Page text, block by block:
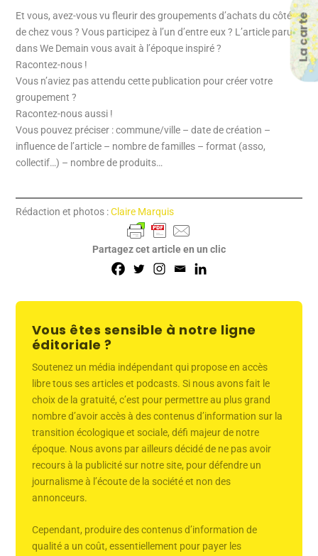
La carte
Et vous, avez-vous vu fleurir des groupements d’achats du côté
de chez vous ? Vous participez à l’un d’entre eux ? L’article paru
dans We Demain vous avait à l’époque inspiré ?
Racontez-nous !
Vous n’aviez pas attendu cette publication pour créer votre
groupement ?
Racontez-nous aussi !
Vous pouvez préciser : commune/ville – date de création –
influence de l’article – nombre de familles – format (asso,
collectif…) – nombre de produits…
Rédaction et photos :Claire Marquis
Partagez cet article en un clic
Vous êtes sensible à notre ligne
éditoriale ?
Soutenez un média indépendant qui propose en accès
libre tous ses articles et podcasts. Si nous avons fait le
choix de la gratuité, c’est pour permettre au plus grand
nombre d’avoir accès à des contenus d’information sur la
transition écologique et sociale, défi majeur de notre
époque. Nous avons par ailleurs décidé de ne pas avoir
recours à la publicité sur notre site, pour défendre un
journalisme à l’écoute de la société et non des
annonceurs.
Cependant, produire des contenus d’information de
qualité a un coût, essentiellement pour payer les